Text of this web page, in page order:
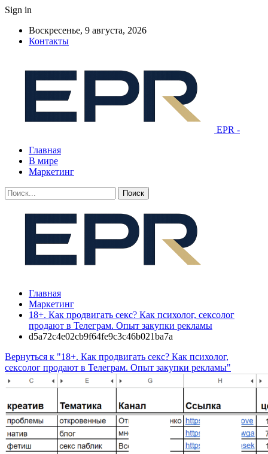
Sign in
Воскресенье, 9 августа, 2026
Контакты
EPR -
Главная
В мире
Маркетинг
Главная
Маркетинг
18+. Как продвигать секс? Как психолог, сексолог
продают в Телеграм. Опыт закупки рекламы
d5a72c4e02cb9f64fe9c3c46b021ba7a
Вернуться к "18+. Как продвигать секс? Как психолог,
сексолог продают в Телеграм. Опыт закупки рекламы"